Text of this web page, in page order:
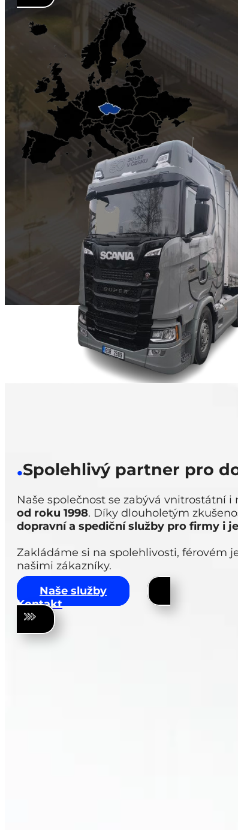
.Spolehlivý partner pro
Naše společnost se zabývá vnitrostátní
od roku 1998. Díky dlouholetým
dopravní a spediční služby pro firmy i
Zakládáme si na spolehlivosti, férovém
našimi zákazníky.
Naše služby
Kontakt